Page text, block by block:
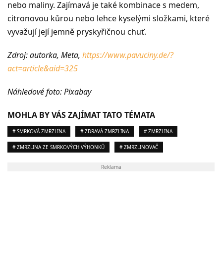
nebo maliny. Zajímavá je také kombinace s medem,
citronovou kůrou nebo lehce kyselými složkami, které
vyvažují její jemně pryskyřičnou chuť.
Zdroj: autorka, Meta, https://www.pavuciny.de/?
act=article&aid=325
Náhledové foto: Pixabay
MOHLA BY VÁS ZAJÍMAT TATO TÉMATA
# SMRKOVÁ ZMRZLINA # ZDRAVÁ ZMRZLINA # ZMRZLINA
# ZMRZLINA ZE SMRKOVÝCH VÝHONKŮ # ZMRZLINOVAČ
Reklama